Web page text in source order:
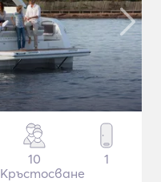
10
Кръстосване
1